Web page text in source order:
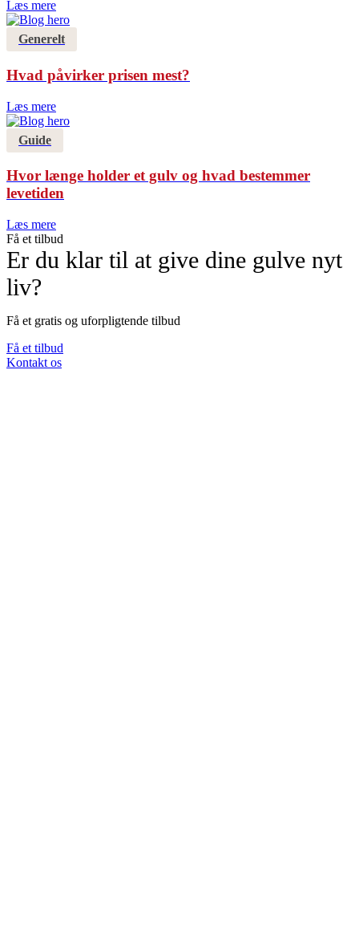
Læs mere
Generelt
Hvad påvirker prisen mest?
Læs mere
Guide
Hvor længe holder et gulv og hvad bestemmer
levetiden
Læs mere
Få et tilbud
Er du klar til at give dine gulve nyt
liv?
Få et gratis og uforpligtende tilbud
Få et tilbud
Kontakt os